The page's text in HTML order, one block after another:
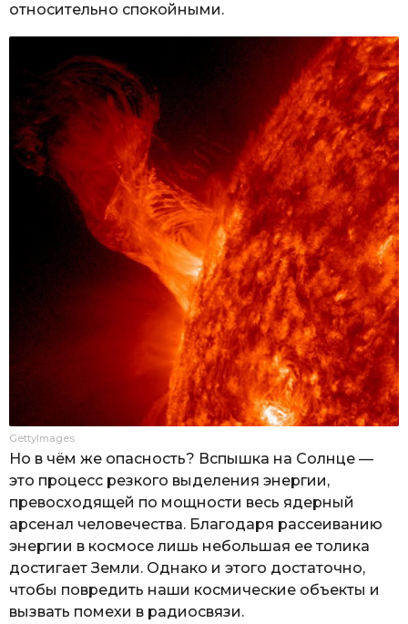
относительно спокойными.
GettyImages
Но в чём же опасность? Вспышка на Солнце —
это процесс резкого выделения энергии,
превосходящей по мощности весь ядерный
арсенал человечества. Благодаря рассеиванию
энергии в космосе лишь небольшая ее толика
достигает Земли. Однако и этого достаточно,
чтобы повредить наши космические объекты и
вызвать помехи в радиосвязи.